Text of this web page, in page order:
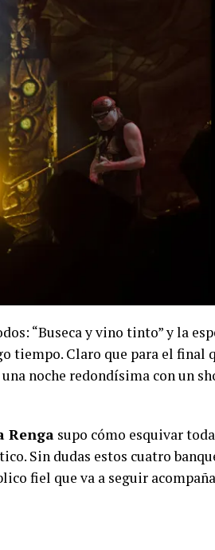
“Buseca y vino tinto” y la
tiempo. Claro que para el final
noche redondísima con un
Renga supo cómo esquivar
Sin dudas estos cuatro
fiel que va a seguir